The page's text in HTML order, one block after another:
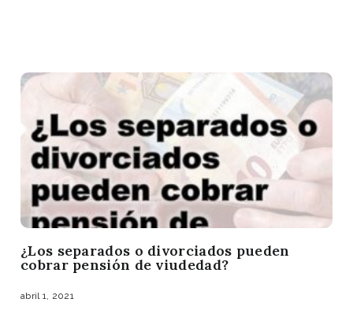
¿Los separados o divorciados pueden
cobrar pensión de viudedad?
abril 1, 2021